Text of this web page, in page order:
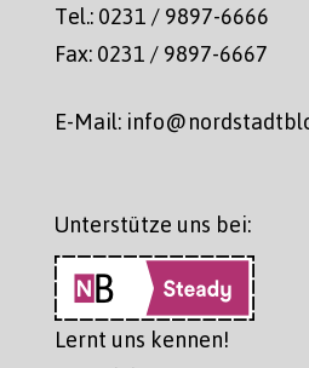
Tel.: 0231 / 9897-6666
Fax: 0231 / 9897-6667
E-Mail:
Unterstütze uns bei:
Lernt uns kennen!